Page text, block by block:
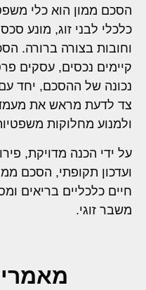
הסכם ממון הוא כלי
כלכלי לבני זוג, מונע
וחובות בצורה ברורה.
קיימים נכסים, עסקים
נכונה של ההסכם, יחד
צד לדעת מראש את
ולמנוע מחלוקות
על ידי הכנה מדויקת,
ועדכון תקופתי, הסכם
חיים כלכליים בריאים
משבר זוגי.